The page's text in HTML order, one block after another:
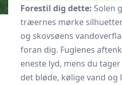
Forestil dig dette: Solen
træernes mørke
og skovsøens
foran dig. Fuglenes
eneste lyd, mens du
det bløde, kølige vand og